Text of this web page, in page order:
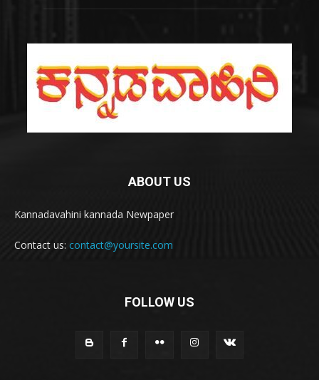
ABOUT US
Kannadavahini kannada Newpaper
Contact us: contact@yoursite.com
FOLLOW US